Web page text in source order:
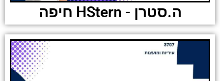
ה.סטרן - HStern חיפה